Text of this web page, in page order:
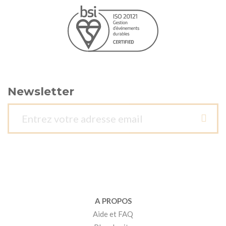
Newsletter
A PROPOS
Aide et FAQ